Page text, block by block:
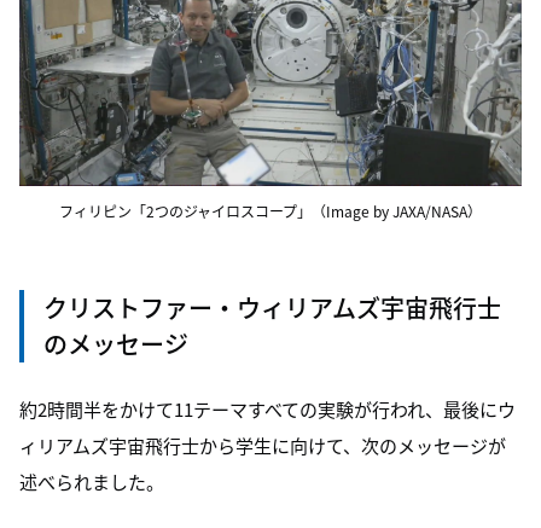
フィリピン「2つのジャイロスコープ」（Image by JAXA/NASA）
クリストファー・ウィリアムズ宇宙飛行士
のメッセージ
約2時間半をかけて11テーマすべての実験が行われ、最後にウ
ィリアムズ宇宙飛行士から学生に向けて、次のメッセージが
述べられました。